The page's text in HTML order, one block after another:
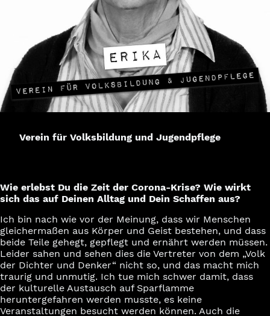
Verein für Volksbildung und Jugendpflege
Wie erlebst Du die Zeit der Corona-Krise? Wie wirkt
sich das auf Deinen Alltag und Dein Schaffen aus?
Ich bin nach wie vor der Meinung, dass wir Menschen
gleichermaßen aus Körper und Geist bestehen, und dass
beide Teile gehegt, gepflegt und ernährt werden müssen.
Leider sahen und sehen dies die Vertreter von dem „Volk
der Dichter und Denker“ nicht so, und das macht mich
traurig und unmutig. Ich tue mich schwer damit, dass
der kulturelle Austausch auf Sparflamme
heruntergefahren werden musste, es keine
Veranstaltungen besucht werden können. Auch die